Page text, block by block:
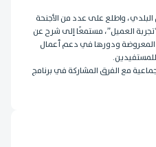
واطلع على عدد من الأجنحة
العميل”، مستمعًا إلى شرح عن
المعروضة ودورها في دعم أعمال
مع الفرق المشاركة في برنامج